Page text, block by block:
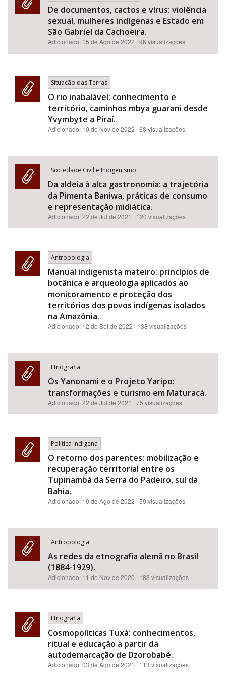
De documentos, cactos e vírus: violência
sexual, mulheres indígenas e Estado em
São Gabriel da Cachoeira.
Adicionado: 15 de Ago de 2022 | 96 visualizações
Situação das Terras
O rio inabalável: conhecimento e
território, caminhos mbya guarani desde
Yvymbyte a Piraí.
Adicionado: 10 de Nov de 2022 | 68 visualizações
Sociedade Civil e Indigenismo
Da aldeia à alta gastronomia: a trajetória
da Pimenta Baniwa, práticas de consumo
e representação midiática.
Adicionado:22 de Jul de 2021 | 120 visualizações
Antropologia
Manual indigenista mateiro: princípios de
botânica e arqueologia aplicados ao
monitoramento e proteção dos
territórios dos povos indígenas isolados
na Amazônia.
Adicionado: 12 de Set de 2022 | 138 visualizações
Etnografia
Os Yanonami e o Projeto Yaripo:
transformações e turismo em Maturacá.
Adicionado:22 de Jul de 2021 | 75 visualizações
Política Indígena
O retorno dos parentes: mobilização e
recuperação territorial entre os
Tupinambá da Serra do Padeiro, sul da
Bahia.
Adicionado: 10 de Ago de 2022 | 59 visualizações
Antropologia
As redes da etnografia alemã no Brasil
(1884-1929).
Adicionado: 11 de Nov de 2020 | 183 visualizações
Etnografia
Cosmopolíticas Tuxá: conhecimentos,
ritual e educação a partir da
autodemarcação de Dzorobabé.
Adicionado:03 de Ago de 2021 | 113 visualizações